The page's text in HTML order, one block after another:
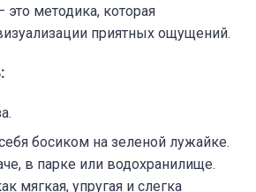
методика, которая
приятных ощущений.
босиком на зеленой лужайке.
в парке или водохранилище.
мягкая, упругая и слегка